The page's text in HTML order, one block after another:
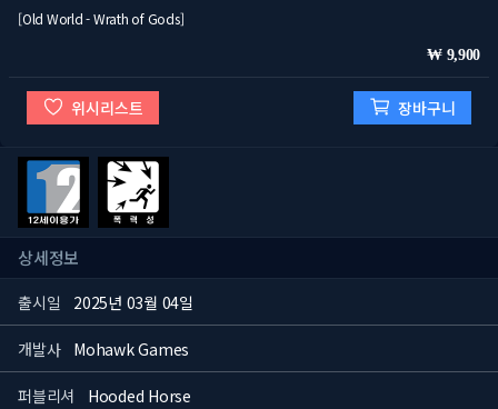
[Old World - Wrath of Gods]
9,900
위시리스트 장바구니
상세정보
출시일 2025년 03월 04일
개발사 Mohawk Games
퍼블리셔 Hooded Horse